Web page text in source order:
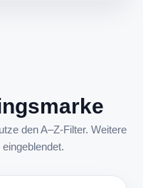
den A–Z-Filter. Weitere